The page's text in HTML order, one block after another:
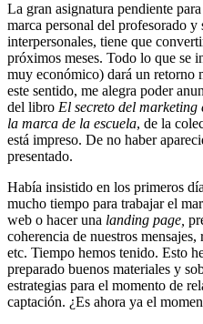
La gran asignatura pendiente
marca personal del profesorado
interpersonales, tiene que
próximos meses. Todo lo que se
muy económico) dará un retorno
este sentido, me alegra poder
del libro El secreto del marketing
la marca de la escuela, de la
está impreso. De no haber
presentado.
Había insistido en los primeros
mucho tiempo para trabajar el
web o hacer una landing page,
coherencia de nuestros
etc. Tiempo hemos tenido. Esto
preparado buenos materiales y
estrategias para el momento de
captación. ¿Es ahora ya el